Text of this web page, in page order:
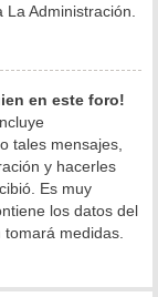
Administración.
en este foro!
tales mensajes,
y hacerles
Es muy
los datos del
medidas.